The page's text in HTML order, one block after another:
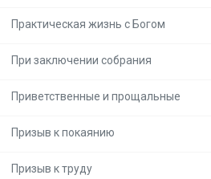
Практическая жизнь с Богом
При заключении собрания
Приветственные и прощальные
Призыв к покаянию
Призыв к труду